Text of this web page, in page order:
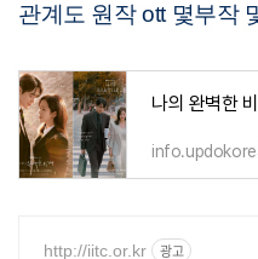
관계도 원작 ott 몇부작
http://iitc.or.kr 광고